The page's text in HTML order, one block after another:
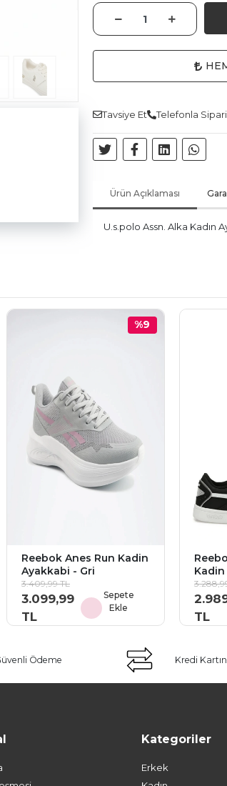
Tavsiye Et Telefonla
Ürün Açıklaması
U.s.polo Assn. Alka Kadın
%9
Reebok Anes Run Kadin
Ayakkabi - Gri
3.409,99 TL
3.099,99
TL
Sepete
Ekle
Beyaz
TL
Ödeme Kredi
Kategoriler
Erkek